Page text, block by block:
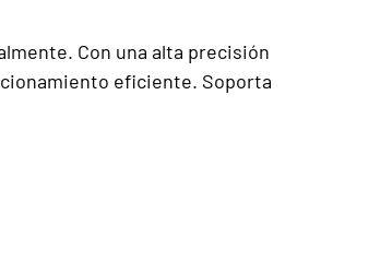
Con una alta precisión
eficiente. Soporta